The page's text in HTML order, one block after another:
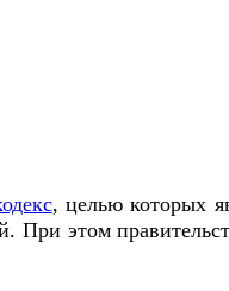
, целью которых
этом